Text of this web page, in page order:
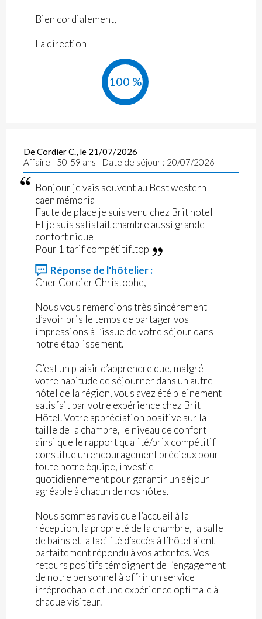
Bien cordialement,
La direction
100 %
De Cordier C., le 21/07/2026
Affaire - 50-59 ans - Date de séjour : 20/07/2026
Bonjour je vais souvent au Best western
caen mémorial
Faute de place je suis venu chez Brit hotel
Et je suis satisfait chambre aussi grande
confort niquel
Pour 1 tarif compétitif..top
Réponse de l'hôtelier :
Cher Cordier Christophe,
Nous vous remercions très sincèrement
d’avoir pris le temps de partager vos
impressions à l’issue de votre séjour dans
notre établissement.
C’est un plaisir d’apprendre que, malgré
votre habitude de séjourner dans un autre
hôtel de la région, vous avez été pleinement
satisfait par votre expérience chez Brit
Hôtel. Votre appréciation positive sur la
taille de la chambre, le niveau de confort
ainsi que le rapport qualité/prix compétitif
constitue un encouragement précieux pour
toute notre équipe, investie
quotidiennement pour garantir un séjour
agréable à chacun de nos hôtes.
Nous sommes ravis que l’accueil à la
réception, la propreté de la chambre, la salle
de bains et la facilité d’accès à l’hôtel aient
parfaitement répondu à vos attentes. Vos
retours positifs témoignent de l’engagement
de notre personnel à offrir un service
irréprochable et une expérience optimale à
chaque visiteur.